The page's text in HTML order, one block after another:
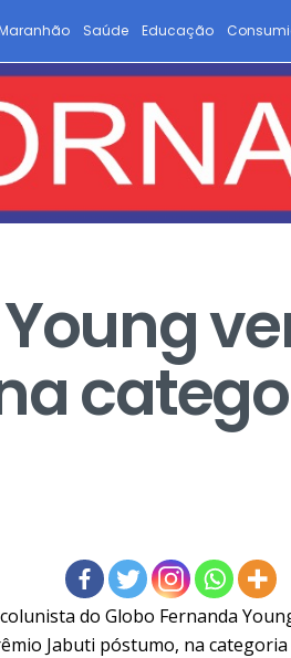
Saúde Educação
do Globo Fernanda
Jabuti póstumo, na